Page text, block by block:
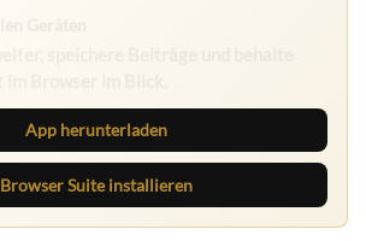
App herunterladen
Browser Suite installieren